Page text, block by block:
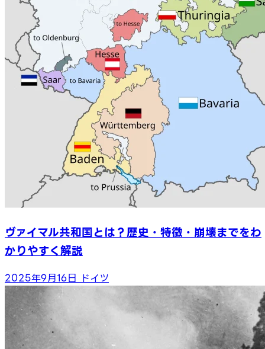
ヴァイマル共和国とは？歴史・特徴・崩壊までをわ
かりやすく解説
2025年9月16日 ドイツ